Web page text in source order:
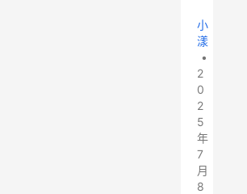
小
漾
•
2
0
2
5
年
7
月
8